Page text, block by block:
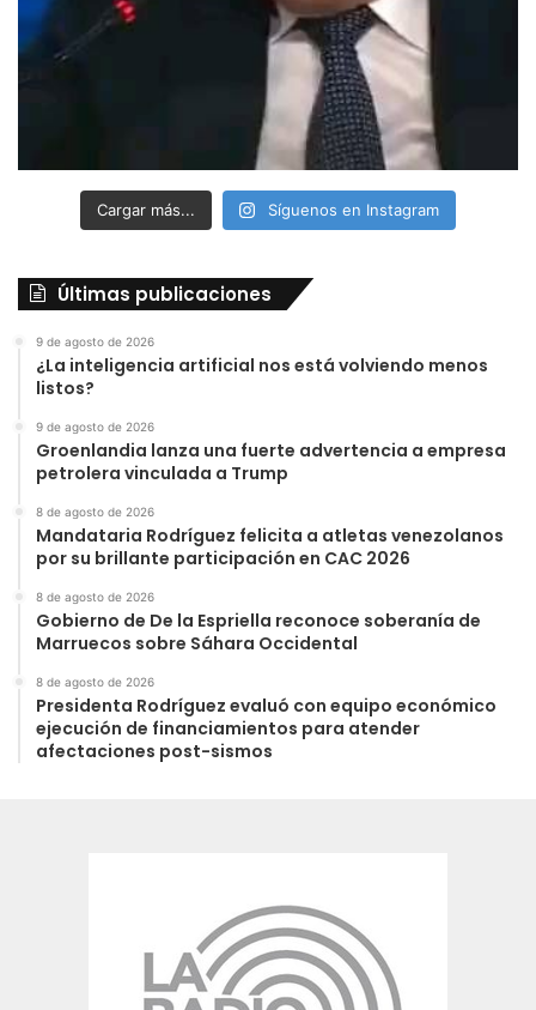
Cargar más... Síguenos en Instagram
Últimas publicaciones
9 de agosto de 2026
¿La inteligencia artificial nos está volviendo menos
listos?
9 de agosto de 2026
Groenlandia lanza una fuerte advertencia a empresa
petrolera vinculada a Trump
8 de agosto de 2026
Mandataria Rodríguez felicita a atletas venezolanos
por su brillante participación en CAC 2026
8 de agosto de 2026
Gobierno de De la Espriella reconoce soberanía de
Marruecos sobre Sáhara Occidental
8 de agosto de 2026
Presidenta Rodríguez evaluó con equipo económico
ejecución de financiamientos para atender
afectaciones post-sismos